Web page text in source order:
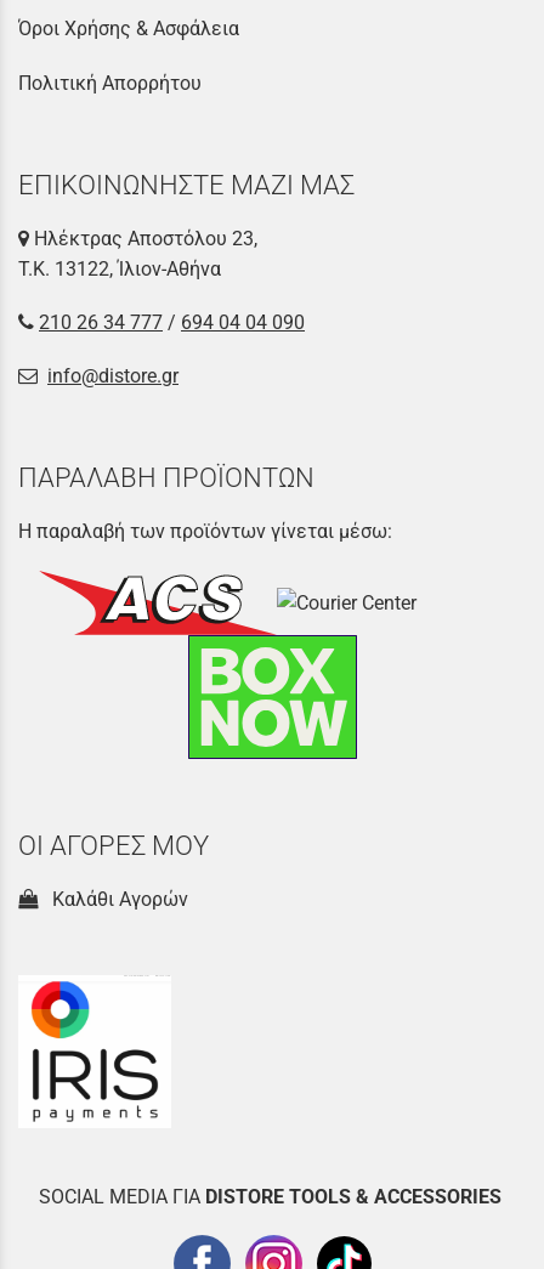
Όροι Χρήσης & Ασφάλεια
Πολιτική Απορρήτου
ΕΠΙΚΟΙΝΩΝΗΣΤΕ ΜΑΖΙ ΜΑΣ
Ηλέκτρας Αποστόλου 23,
Τ.Κ. 13122, Ίλιον-Αθήνα
210 26 34 777 / 694 04 04 090
info@distore.gr
ΠΑΡΑΛΑΒΗ ΠΡΟΪΟΝΤΩΝ
Η παραλαβή των προϊόντων γίνεται μέσω:
ΟΙ ΑΓΟΡΕΣ ΜΟΥ
Καλάθι Αγορών
SOCIAL MEDIA ΓΙΑ DISTORE TOOLS & ACCESSORIES